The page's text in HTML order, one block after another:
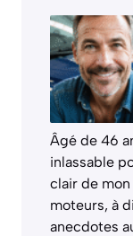
Âgé de 46
inlassable
clair de
moteurs, à
anecdotes